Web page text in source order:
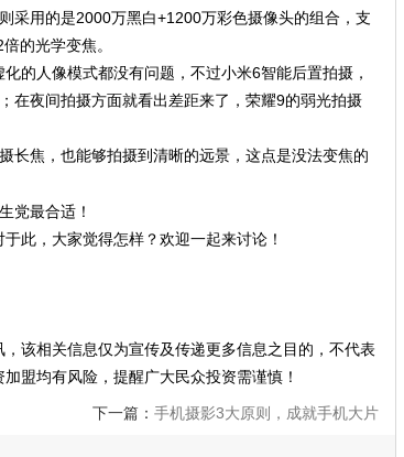
采用的是2000万黑白+1200万彩色摄像头的组合，支
的光学变焦。
的人像模式都没有问题，不过小米6智能后置拍摄，
在夜间拍摄方面就看出差距来了，荣耀9的弱光拍摄
长焦，也能够拍摄到清晰的远景，这点是没法变焦的
此，大家觉得怎样？欢迎一起来讨论！
该相关信息仅为宣传及传递更多信息之目的，不代表
盟均有风险，提醒广大民众投资需谨慎！
下一篇： 手机摄影3大原则，成就手机大片